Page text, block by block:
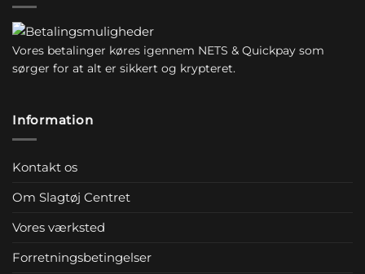
Vores betalinger køres igennem NETS & Quickpay som
sørger for at alt er sikkert og krypteret.
Information
Kontakt os
Om Slagtøj Centret
Vores værksted
Forretningsbetingelser